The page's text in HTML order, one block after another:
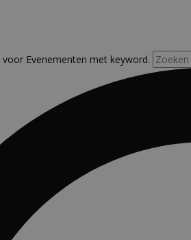
Evenementen met keyword.